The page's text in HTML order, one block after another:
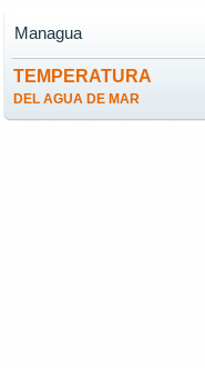
TEMPERATURA
DEL AGUA DE MAR
Managua